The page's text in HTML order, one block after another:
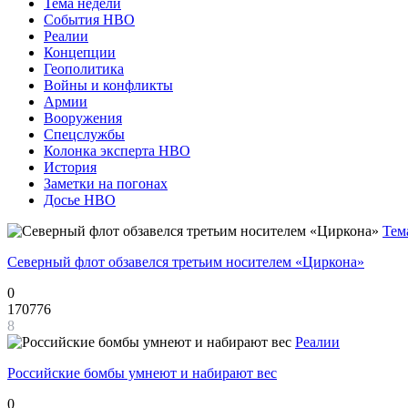
Тема недели
События НВО
Реалии
Концепции
Геополитика
Войны и конфликты
Армии
Вооружения
Спецслужбы
Колонка эксперта НВО
История
Заметки на погонах
Досье НВО
Северный флот обзавелся третьим носителем «Циркона»
0
170776
8
Реалии
Российские бомбы умнеют и набирают вес
0